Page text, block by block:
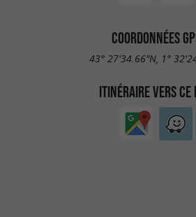
COORDONNÉES
43° 27'34.66"N, 1°
ITINÉRAIRE VERS CE